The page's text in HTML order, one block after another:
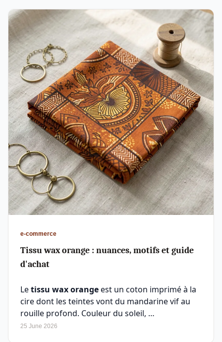
e-commerce
Tissu wax orange : nuances, motifs et guide
d'achat
Letissu wax orangeest un coton imprimé à la
cire dont les teintes vont du mandarine vif au
rouille profond. Couleur du soleil, …
25 June 2026